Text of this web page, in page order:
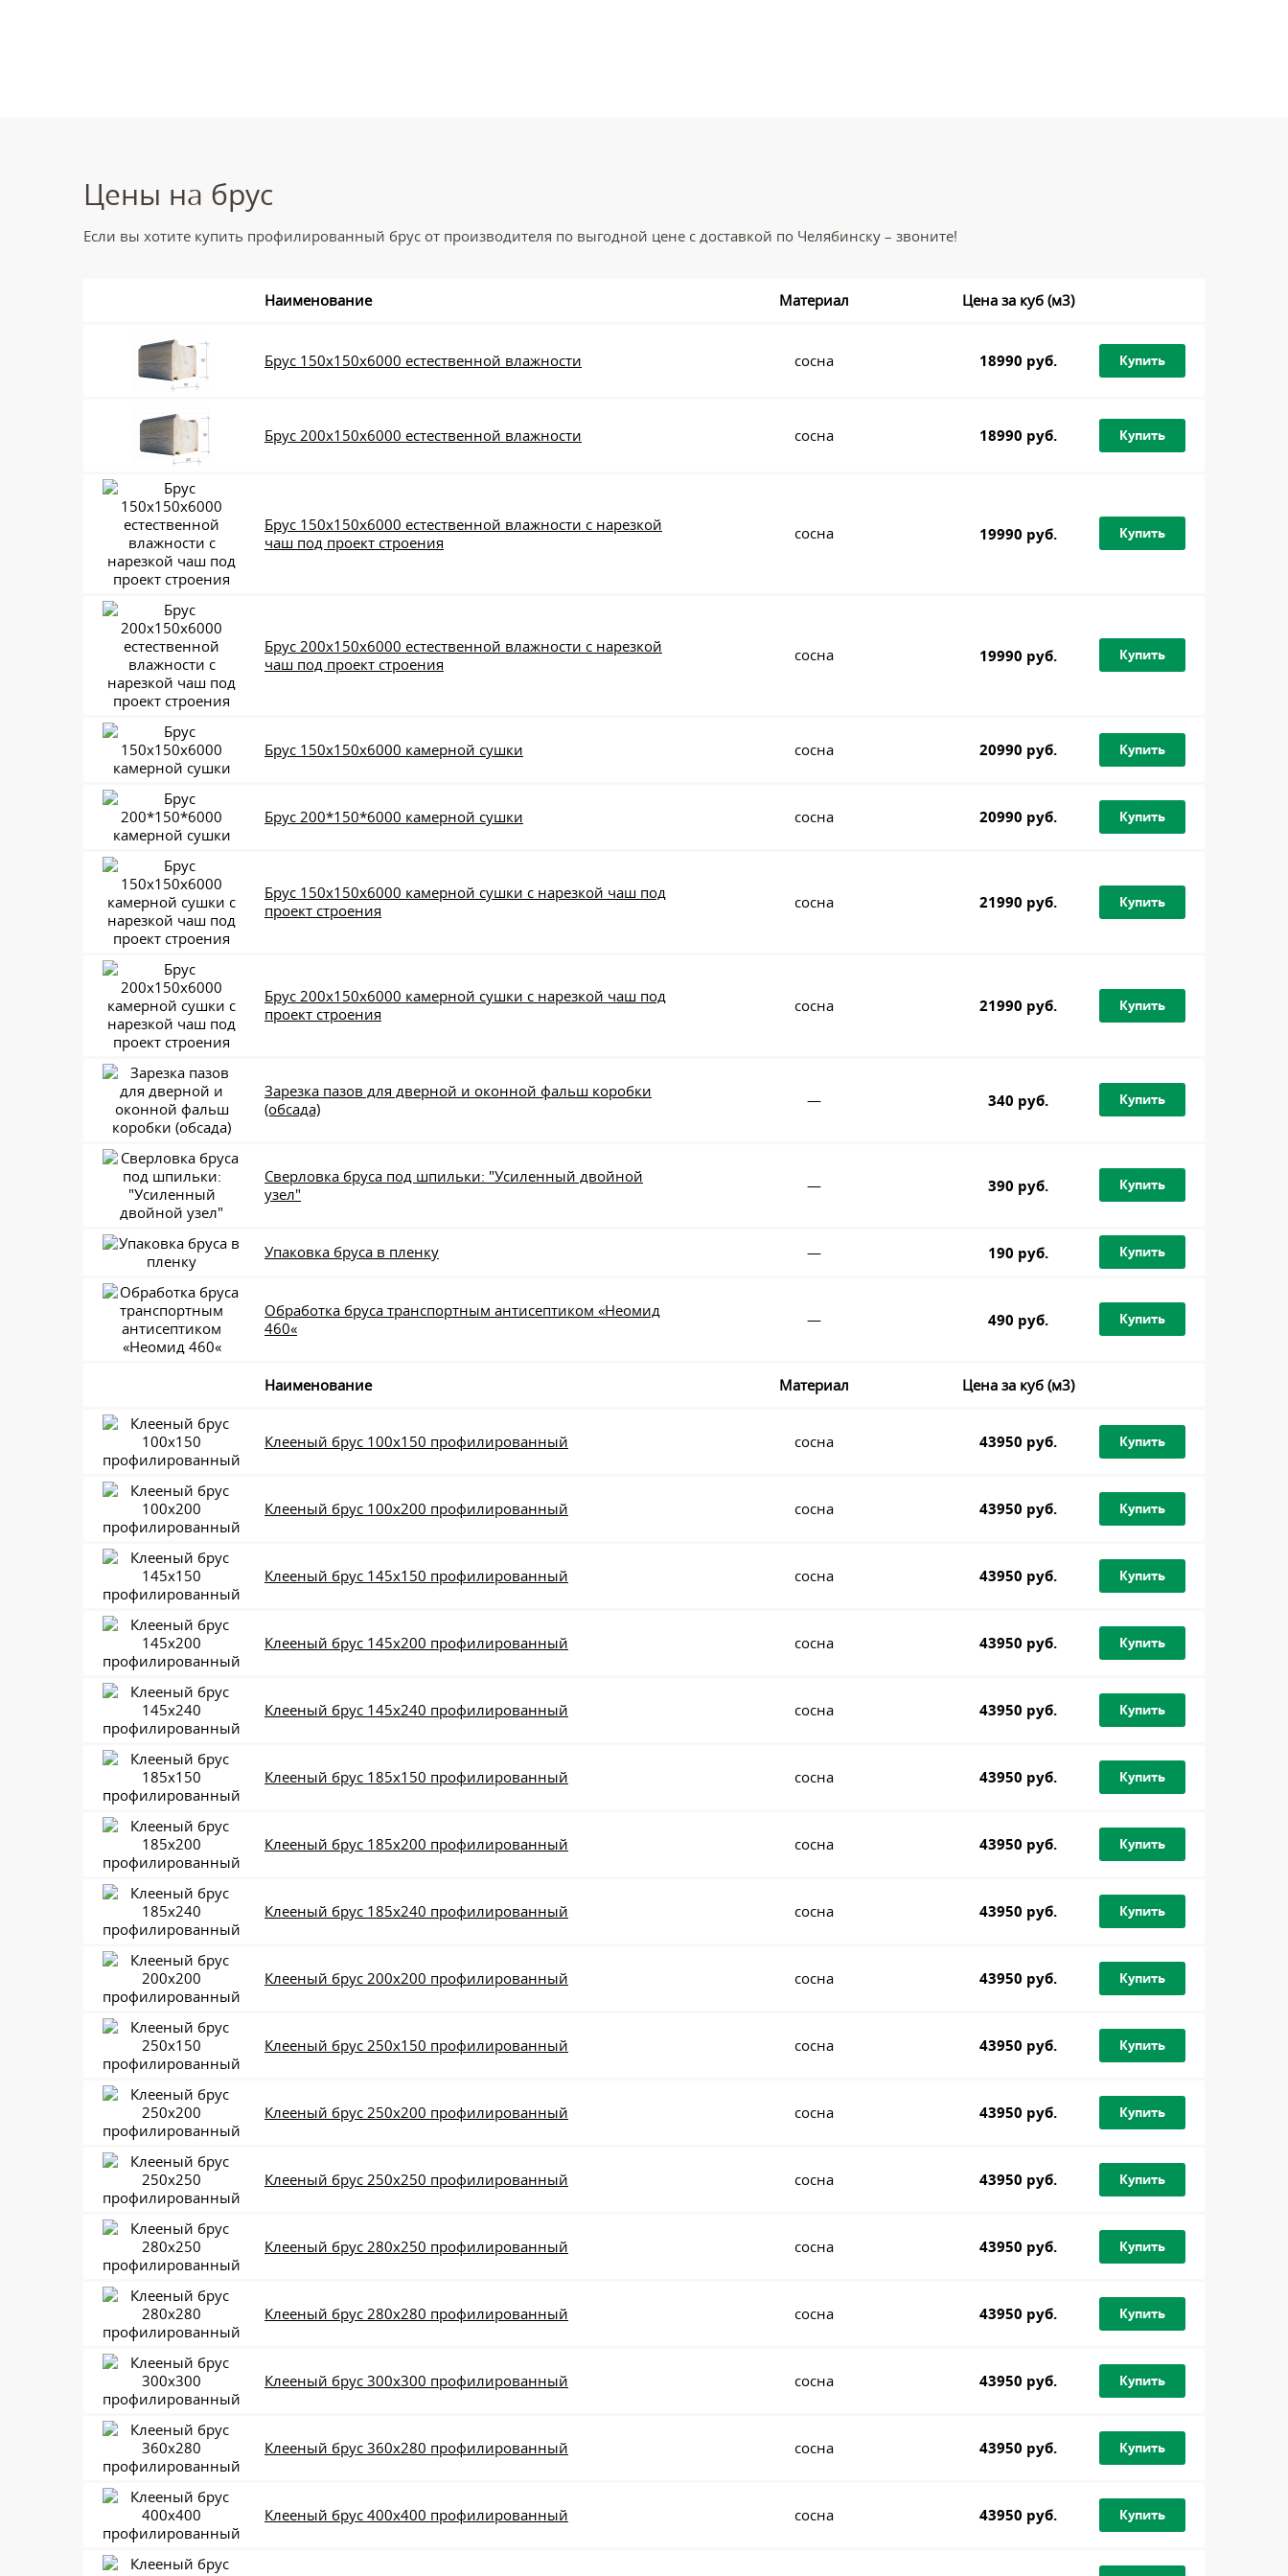
Цены на брус
Если вы хотите купить профилированный брус от производителя по выгодной цене с доставкой по Челябинску – звоните!
Наименование Материал Цена за куб (м3)
Брус 150x150x6000 естественной влажности сосна 18990 руб. Купить
Брус 200x150x6000 естественной влажности сосна 18990 руб. Купить
Брус 150x150x6000 естественной влажности с нарезкой
чаш под проект строения
сосна 19990 руб. Купить
Брус 200x150x6000 естественной влажности с нарезкой
чаш под проект строения
сосна 19990 руб. Купить
Брус 150x150x6000 камерной сушки сосна 20990 руб. Купить
Брус 200*150*6000 камерной сушки сосна 20990 руб. Купить
Брус 150x150x6000 камерной сушки с нарезкой чаш под
проект строения
сосна 21990 руб. Купить
Брус 200x150x6000 камерной сушки с нарезкой чаш под
проект строения
сосна 21990 руб. Купить
Зарезка пазов для дверной и оконной фальш коробки
(обсада)
— 340 руб. Купить
Сверловка бруса под шпильки: "Усиленный двойной
узел"
— 390 руб. Купить
Упаковка бруса в пленку — 190 руб. Купить
Обработка бруса транспортным антисептиком «Неомид
460«
— 490 руб. Купить
Наименование Материал Цена за куб (м3)
Клееный брус 100x150 профилированный сосна 43950 руб. Купить
Клееный брус 100x200 профилированный сосна 43950 руб. Купить
Клееный брус 145x150 профилированный сосна 43950 руб. Купить
Клееный брус 145x200 профилированный сосна 43950 руб. Купить
Клееный брус 145x240 профилированный сосна 43950 руб. Купить
Клееный брус 185x150 профилированный сосна 43950 руб. Купить
Клееный брус 185x200 профилированный сосна 43950 руб. Купить
Клееный брус 185x240 профилированный сосна 43950 руб. Купить
Клееный брус 200x200 профилированный сосна 43950 руб. Купить
Клееный брус 250x150 профилированный сосна 43950 руб. Купить
Клееный брус 250x200 профилированный сосна 43950 руб. Купить
Клееный брус 250x250 профилированный сосна 43950 руб. Купить
Клееный брус 280x250 профилированный сосна 43950 руб. Купить
Клееный брус 280x280 профилированный сосна 43950 руб. Купить
Клееный брус 300x300 профилированный сосна 43950 руб. Купить
Клееный брус 360x280 профилированный сосна 43950 руб. Купить
Клееный брус 400x400 профилированный сосна 43950 руб. Купить